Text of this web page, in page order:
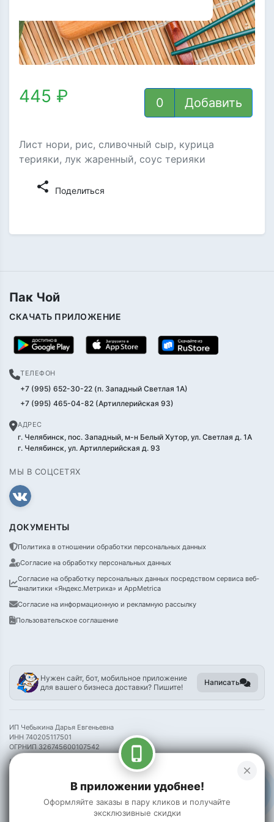
445 ₽ Добавить
Лист нори, рис, сливочный сыр, курица
терияки, лук жаренный, соус терияки
share Поделиться
Пак Чой
СКАЧАТЬ ПРИЛОЖЕНИЕ
ТЕЛЕФОН
+7 (995) 652-30-22 (п. Западный Светлая 1А)
+7 (995) 465-04-82 (Артиллерийская 93)
АДРЕС
г. Челябинск, пос. Западный, м-н Белый Хутор, ул. Светлая д. 1А
г. Челябинск, ул. Артиллерийская д. 93
МЫ В СОЦСЕТЯХ
ДОКУМЕНТЫ
Политика в отношении обработки персональных данных
Согласие на обработку персональных данных
Согласие на обработку персональных данных посредством сервиса веб-
аналитики «Яндекс.Метрика» и AppMetrica
Согласие на информационную и рекламную рассылку
Пользовательское соглашение
Нужен сайт, бот, мобильное приложение
для вашего бизнеса доставки? Пишите!
Написать
ИП Чебыкина Дарья Евгеньевна
ИНН 740205117501
ОГРНИП 326745600107542
Информация на сайте носит справочный характер и не является публичной
close
phone_iphone
В приложении удобнее!
Оформляйте заказы в пару кликов и получайте
эксклюзивные скидки